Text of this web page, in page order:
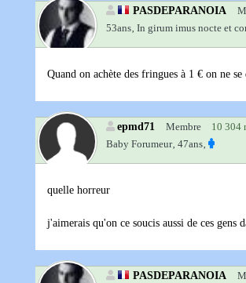
PASDEPARANOIA
53ans‚ In girum imus nocte et
Quand on achète des fringues à 1 € on ne
epmd71 Membre
10 304
Baby Forumeur‚ 47ans‚
quelle horreur
j'aimerais qu'on ce soucis aussi de ces gens
PASDEPARANOIA